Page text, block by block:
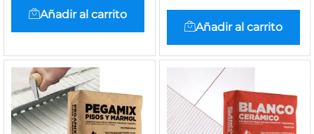
Añadir al carrito
Añadir al carrito